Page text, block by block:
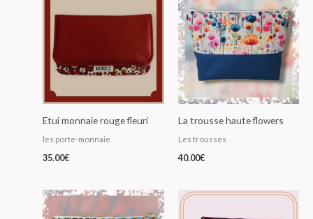
Etui monnaie rouge fleuri
les porte-monnaie
35.00€
La trousse haute flowers
Les trousses
40.00€